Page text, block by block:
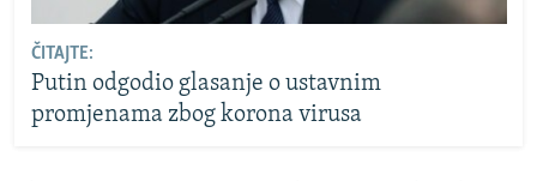
ČITAJTE:
Putin odgodio glasanje o ustavnim
promjenama zbog korona virusa